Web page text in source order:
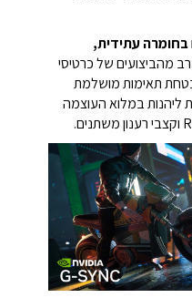
עתידית,
מהביצועים של כרטיסי
תאימות מושלמת
ליהנות במלוא העוצמה